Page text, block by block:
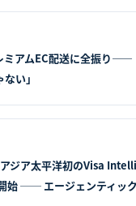
ミアムEC配送に全振り――
い」
アジア太平洋初のVisa
始 ── エージェンティッ